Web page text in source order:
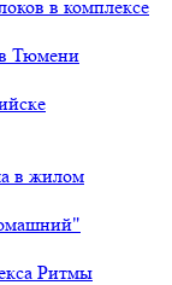
в комплексе
Тюмени
в жилом
Ритмы